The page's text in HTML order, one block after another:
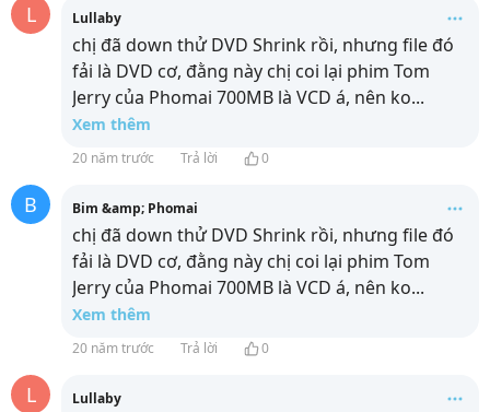
L Lullaby
chị đã down thử DVD Shrink rồi, nhưng file đó
fải là DVD cơ, đằng này chị coi lại phim Tom
Jerry của Phomai 700MB là VCD á, nên ko...
Xem thêm
20 năm trước Trả lời 0
B Bim &amp; Phomai
chị đã down thử DVD Shrink rồi, nhưng file đó
fải là DVD cơ, đằng này chị coi lại phim Tom
Jerry của Phomai 700MB là VCD á, nên ko...
Xem thêm
20 năm trước Trả lời 0
L Lullaby